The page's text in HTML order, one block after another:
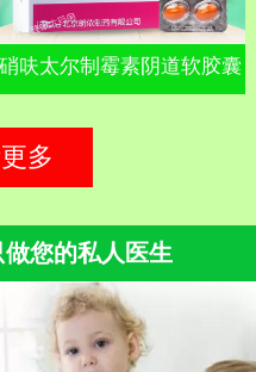
硝呋太尔制霉素阴道软胶囊
多
您的私人医生